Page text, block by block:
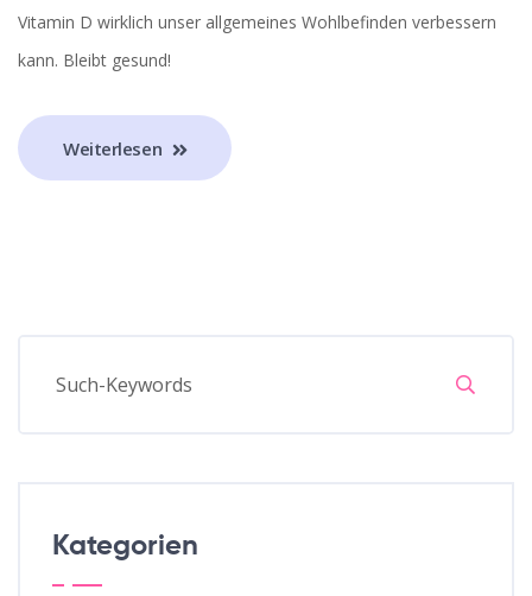
Vitamin D wirklich unser allgemeines Wohlbefinden verbessern
kann. Bleibt gesund!
Weiterlesen
Kategorien